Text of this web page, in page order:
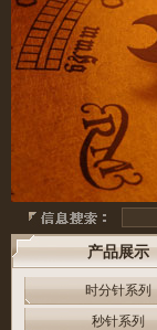
产品展示
时分针系列
秒针系列